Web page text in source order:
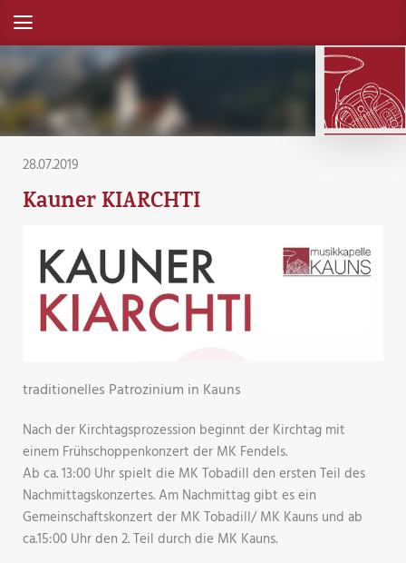
28.07.2019
Kauner KIARCHTI
traditionelles Patrozinium in Kauns
Nach der Kirchtagsprozession beginnt der Kirchtag mit
einem Frühschoppenkonzert der MK Fendels.
Ab ca. 13:00 Uhr spielt die MK Tobadill den ersten Teil des
Nachmittagskonzertes. Am Nachmittag gibt es ein
Gemeinschaftskonzert der MK Tobadill/ MK Kauns und ab
ca.15:00 Uhr den 2. Teil durch die MK Kauns.